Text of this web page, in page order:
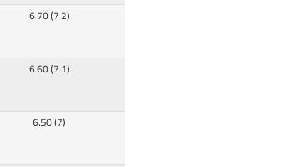
6.70 (7.2)
6.60 (7.1)
6.50 (7)